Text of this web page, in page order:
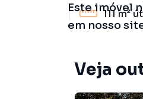
Este imóvel
em nosso
111 m²
Veja